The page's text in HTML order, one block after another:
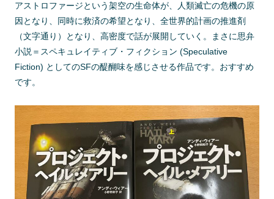
アストロファージという架空の生命体が、人類滅亡の危機の原
因となり、同時に救済の希望となり、全世界的計画の推進剤
（文字通り）となり、高密度で話が展開していく。まさに思弁
小説＝スペキュレイティブ・フィクション (Speculative
Fiction) としてのSFの醍醐味を感じさせる作品です。おすすめ
です。